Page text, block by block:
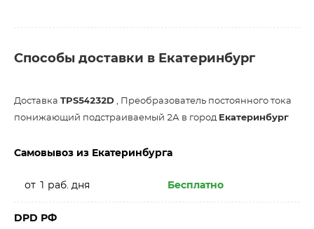
Способы доставки в Екатеринбург
Доставка TPS54232D , Преобразователь постоянного тока
понижающий подстраиваемый 2А в город Екатеринбург
Самовывоз из Екатеринбурга
от 1 раб. дня Бесплатно
DPD РФ